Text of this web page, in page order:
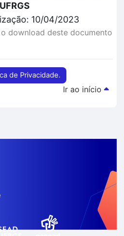
UFRGS
10/04/2023
download deste documento
de Privacidade.
Ir ao início